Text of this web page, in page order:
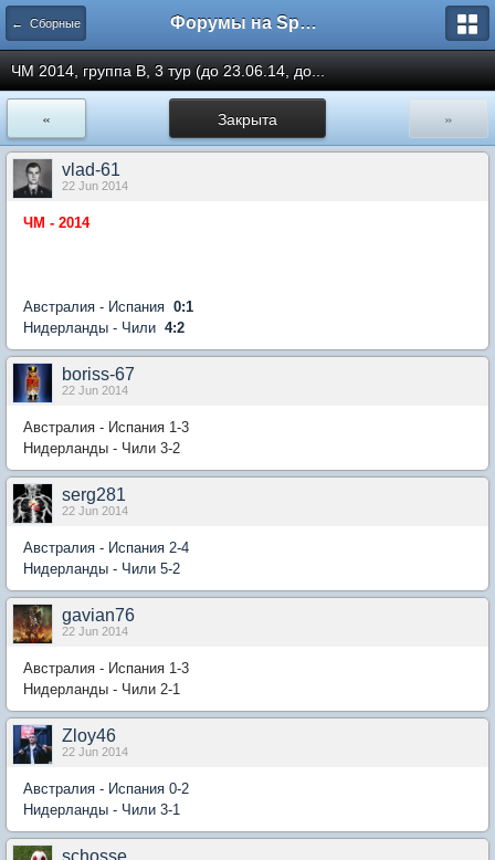
← Сборные Форумы на Sportbox.ru
ЧМ 2014, группа B, 3 тур (до 23.06.14, до...
Закрыта
« »
vlad-61
22 Jun 2014
ЧМ - 2014
Австралия - Испания 0:1
Нидерланды - Чили 4:2
boriss-67
22 Jun 2014
Австралия - Испания 1-3
Нидерланды - Чили 3-2
serg281
22 Jun 2014
Австралия - Испания 2-4
Нидерланды - Чили 5-2
gavian76
22 Jun 2014
Австралия - Испания 1-3
Нидерланды - Чили 2-1
Zloy46
22 Jun 2014
Австралия - Испания 0-2
Нидерланды - Чили 3-1
schosse